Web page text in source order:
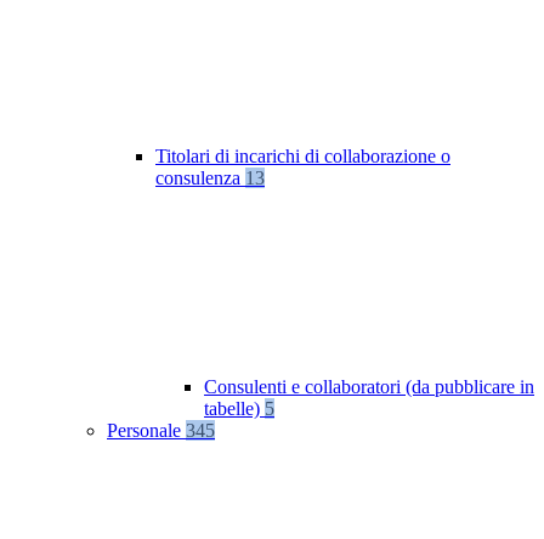
Titolari di incarichi di collaborazione o
consulenza 13
Consulenti e collaboratori (da pubblicare in
tabelle) 5
Personale 345